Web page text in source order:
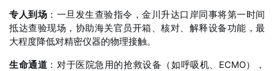
专人到场 ：一旦发生查验指令，金川升达口岸同事将第一时间
抵达查验现场，协助海关官员开箱、核对、解释设备功能，最
大程度降低对精密仪器的物理接触。
生命通道 ：对于医院急用的抢救设备（如呼吸机、ECMO），